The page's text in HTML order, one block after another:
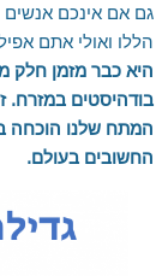
גם אם אינכם
הללו ואולי אתם
היא כבר מזמן חלק
בודהיסטים במזרח.
המתח שלנו הוכחה
החשובים בעולם.